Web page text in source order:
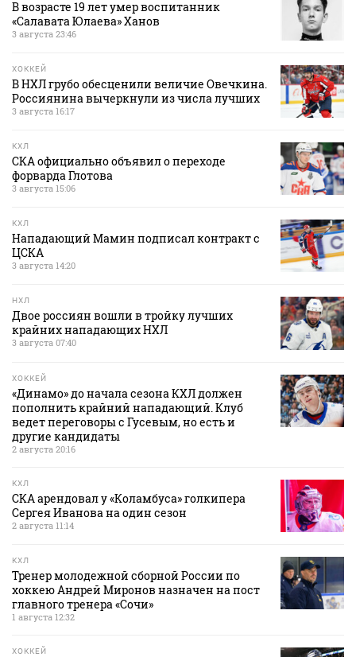
В возрасте 19 лет умер воспитанник
«Салавата Юлаева» Ханов
3 августа 23:46
ХОККЕЙ
В НХЛ грубо обесценили величие Овечкина.
Россиянина вычеркнули из числа лучших
3 августа 16:17
КХЛ
СКА официально объявил о переходе
форварда Глотова
3 августа 15:06
КХЛ
Нападающий Мамин подписал контракт с
ЦСКА
3 августа 14:20
НХЛ
Двое россиян вошли в тройку лучших
крайних нападающих НХЛ
3 августа 07:40
ХОККЕЙ
«Динамо» до начала сезона КХЛ должен
пополнить крайний нападающий. Клуб
ведет переговоры с Гусевым, но есть и
другие кандидаты
2 августа 20:16
КХЛ
СКА арендовал у «Коламбуса» голкипера
Сергея Иванова на один сезон
2 августа 11:14
КХЛ
Тренер молодежной сборной России по
хоккею Андрей Миронов назначен на пост
главного тренера «Сочи»
1 августа 12:32
ХОККЕЙ